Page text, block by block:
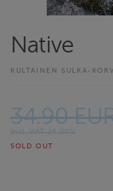
Native
KULTAINEN SULKA-
34.90
Incl. VAT 24.00%
SOLD OUT